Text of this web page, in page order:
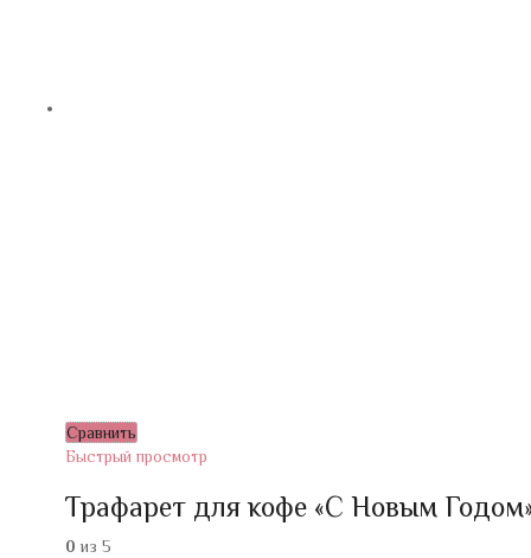
Сравнить
Быстрый просмотр
Трафарет для кофе «С Новым
0 из 5